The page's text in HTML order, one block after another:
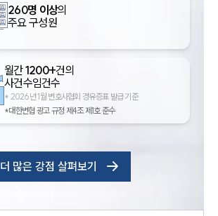
260명 이상의
주요 구성원
월간1200+건의
사건수임건수
* 2026년 1월 변호사협회 경유증표 발급 기준
*대한변협 광고 규정 제4조 제1호 준수
더 많은 강점 살펴보기